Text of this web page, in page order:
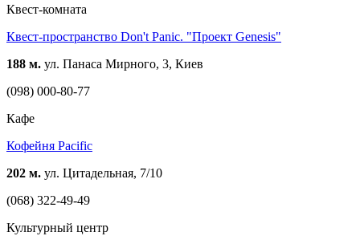
Квест-комната
Квест-пространство Don't Panic. "Проект Genesis"
188 м. ул. Панаса Мирного, 3, Киев
(098) 000-80-77
Кафе
Кофейня Pacific
202 м. ул. Цитадельная, 7/10
(068) 322-49-49
Культурный центр